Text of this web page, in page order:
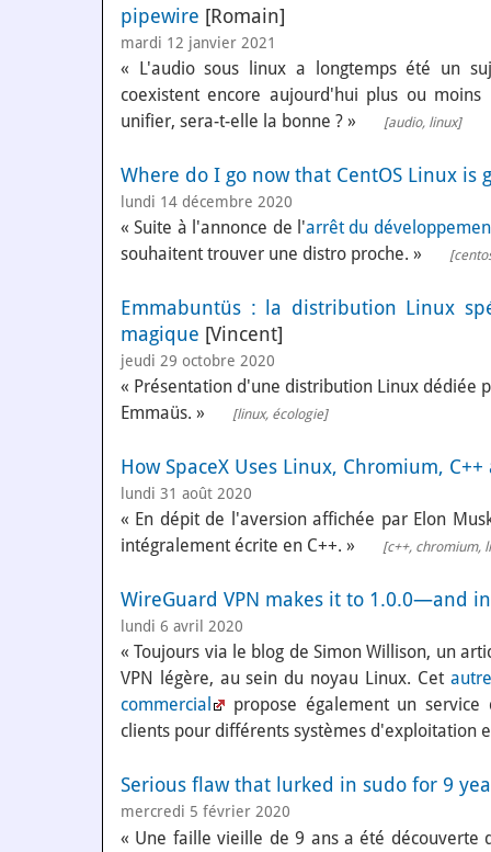
pipewire [Romain]
mardi 12 janvier 2021
« L'audio sous linux a longtemps été un
coexistent encore aujourd'hui plus ou
unifier, sera-t-elle la bonne ? »
[audio, linux]
Where do I go now that CentOS Linux is
lundi 14 décembre 2020
« Suite à l'annonce de l'arrêt du
souhaitent trouver une distro proche. »
[
Emmabuntüs : la distribution Linux
magique [Vincent]
jeudi 29 octobre 2020
« Présentation d'une distribution Linux dédiée
Emmaüs. »
[linux, écologie]
How SpaceX Uses Linux, Chromium,
lundi 31 août 2020
« En dépit de l'aversion affichée par Elon
intégralement écrite en C++. »
[c++, chromium,
WireGuard VPN makes it to 1.0.0—and
lundi 6 avril 2020
« Toujours via le blog de Simon Willison, un
VPN légère, au sein du noyau Linux. Cet
commercial
propose également un
clients pour différents systèmes d'exploitation
Serious flaw that lurked in sudo for 9
mercredi 5 février 2020
« Une faille vieille de 9 ans a été découverte